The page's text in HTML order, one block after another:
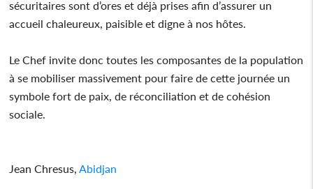
sécuritaires sont d’ores et déjà prises afin d’assurer un
accueil chaleureux, paisible et digne à nos hôtes.
Le Chef invite donc toutes les composantes de la population
à se mobiliser massivement pour faire de cette journée un
symbole fort de paix, de réconciliation et de cohésion
sociale.
Jean Chresus, Abidjan